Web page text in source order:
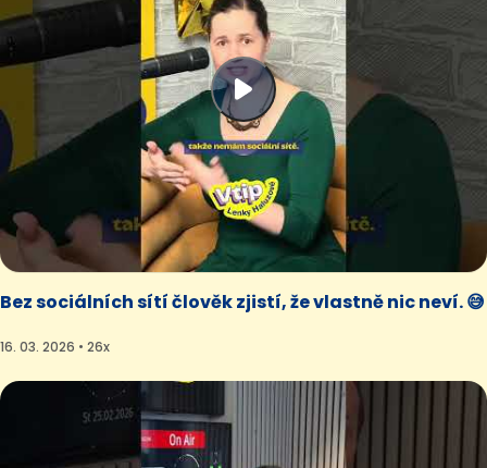
Bez sociálních sítí člověk zjistí, že vlastně nic neví. 😅
16. 03. 2026 • 26x